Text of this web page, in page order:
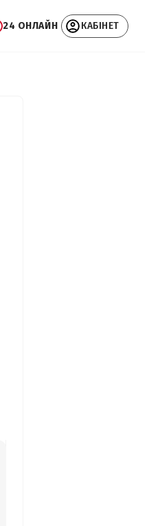
24 ОНЛАЙН КАБІНЕТ